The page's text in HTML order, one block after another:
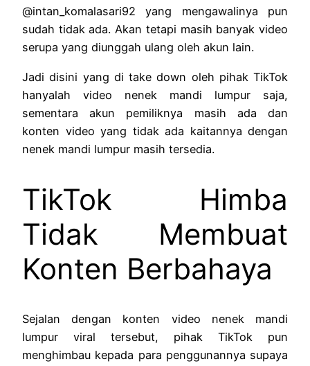
@intan_komalasari92 yang mengawalinya pun
sudah tidak ada. Akan tetapi masih banyak video
serupa yang diunggah ulang oleh akun lain.
Jadi disini yang di take down oleh pihak TikTok
hanyalah video nenek mandi lumpur saja,
sementara akun pemiliknya masih ada dan
konten video yang tidak ada kaitannya dengan
nenek mandi lumpur masih tersedia.
TikTok Himba
Tidak Membuat
Konten Berbahaya
Sejalan dengan konten video nenek mandi
lumpur viral tersebut, pihak TikTok pun
menghimbau kepada para penggunannya supaya